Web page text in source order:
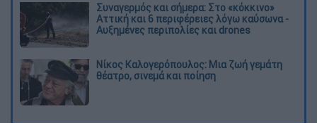
Συναγερμός και σήμερα: Στο «κόκκινο»
Αττική και 6 περιφέρειες λόγω καύσωνα -
Αυξημένες περιπολίες και drones
Νίκος Καλογερόπουλος: Μια ζωή γεμάτη
θέατρο, σινεμά και ποίηση